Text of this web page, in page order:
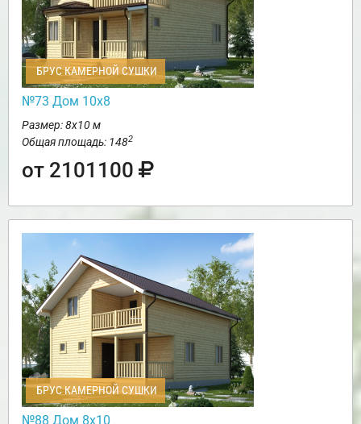
БРУС КАМЕРНОЙ СУШКИ
№73 Дом 10х8
Размер: 8х10 м
Общая площадь: 1482
от 2101100
БРУС КАМЕРНОЙ СУШКИ
№88 Дом 8х10